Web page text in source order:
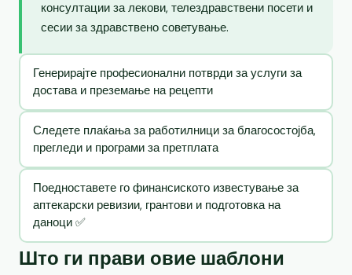
консултации за лекови, телездравствени посети и
сесии за здравствено советување.
Генерирајте професионални потврди за услуги за
достава и преземање на рецепти
Следете плаќања за работилници за благосостојба,
прегледи и програми за претплата
Поедноставете го финансиското известување за
аптекарски ревизии, грантови и подготовка на
даноци ✅
Што ги прави овие шаблони